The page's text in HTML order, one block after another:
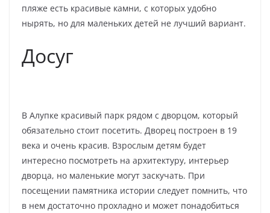
пляже есть красивые камни, с которых удобно
нырять, но для маленьких детей не лучший вариант.
Досуг
В Алупке красивый парк рядом с дворцом, который
обязательно стоит посетить. Дворец построен в 19
века и очень красив. Взрослым детям будет
интересно посмотреть на архитектуру, интерьер
дворца, но маленькие могут заскучать. При
посещении памятника истории следует помнить, что
в нем достаточно прохладно и может понадобиться